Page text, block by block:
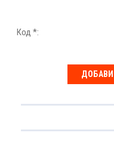
Код *: